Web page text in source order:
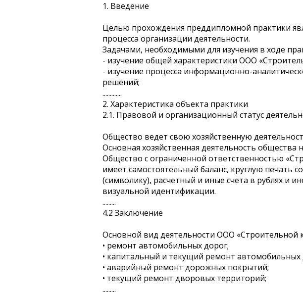
1. Введение
Целью прохождения преддипломной практики
процесса организации деятельности.
Задачами, необходимыми для изучения в ходе
- изучение общей характеристики ООО
- изучение процесса информационно-
решений;
.............
2. Характеристика объекта практики
2.1. Правовой и организационный статус
Общество ведет свою хозяйственную
Основная хозяйственная деятельность общества
Общество с ограниченной ответственностью
имеет самостоятельный баланс, круглую
(символику), расчетный и иные счета в рублях и
визуальной идентификации.
.........
4.2 Заключение
Основной вид деятельности ООО
• ремонт автомобильных дорог;
• капитальный и текущий ремонт автомобильных
• аварийный ремонт дорожных покрытий;
• текущий ремонт дворовых территорий;
.........